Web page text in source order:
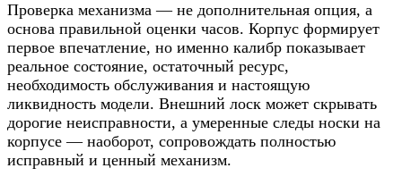
Проверка механизма — не дополнительная опция, а
основа правильной оценки часов. Корпус формирует
первое впечатление, но именно калибр показывает
реальное состояние, остаточный ресурс,
необходимость обслуживания и настоящую
ликвидность модели. Внешний лоск может скрывать
дорогие неисправности, а умеренные следы носки на
корпусе — наоборот, сопровождать полностью
исправный и ценный механизм.